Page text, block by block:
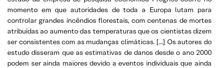
momento em que autoridades de toda a Europa lutam para
controlar grandes incêndios florestais, com centenas de mortes
atribuídas ao aumento das temperaturas que os cientistas dizem
ser consistentes com as mudanças climáticas. […] Os autores do
estudo disseram que as estimativas de danos desde o ano 2000
podem ser ainda maiores devido a eventos individuais que ainda